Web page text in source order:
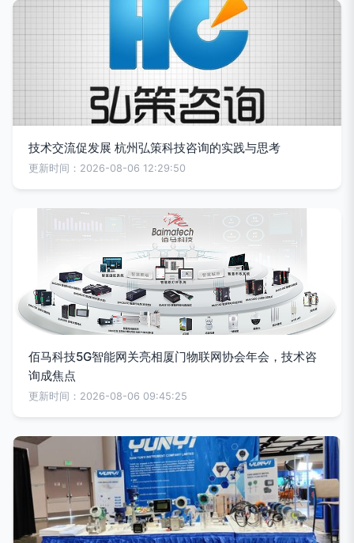
技术交流促发展 杭州弘策科技咨询的实践与思考
更新时间：2026-08-06 12:29:50
佰马科技5G智能网关亮相厦门物联网协会年会，技术咨
询成焦点
更新时间：2026-08-06 09:45:25